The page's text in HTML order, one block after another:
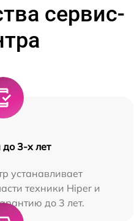
сервис-
до 3-х лет
устанавливает
техники Hiper и
до 3 лет.